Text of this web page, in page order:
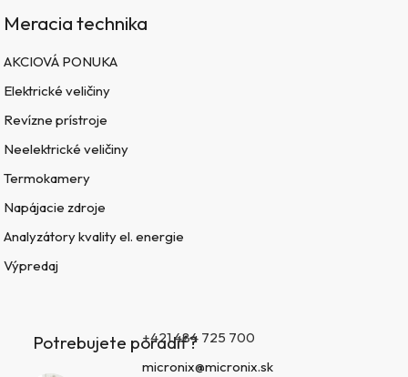
Meracia technika
AKCIOVÁ PONUKA
Elektrické veličiny
Revízne prístroje
Neelektrické veličiny
Termokamery
Napájacie zdroje
Analyzátory kvality el. energie
Výpredaj
Potrebujete poradiť?+421 484 725 700
micronix@micronix.sk